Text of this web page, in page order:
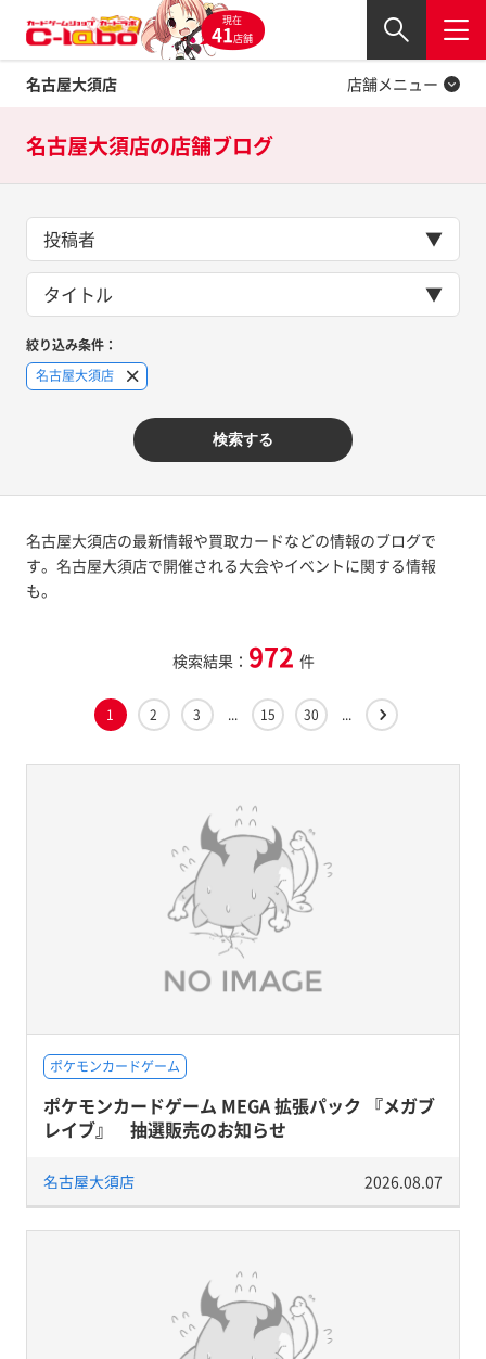
現在
41店舗
名古屋大須店
閉じる
店舗メニュー
Twitter
名古屋大須店の店舗ブログ
投稿者
タイトル
絞り込み条件：
名古屋大須店
検索する
名古屋大須店の最新情報や買取カードなどの情報のブログで
す。名古屋大須店で開催される大会やイベントに関する情報
も。
検索結果： 972 件
1 2 3 ... 15 30 ...
ポケモンカードゲーム
ポケモンカードゲーム MEGA 拡張パック 『メガブ
レイブ』 抽選販売のお知らせ
名古屋大須店 2026.08.07